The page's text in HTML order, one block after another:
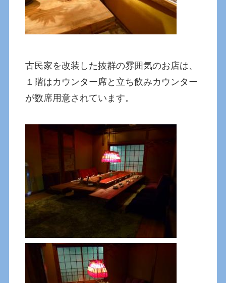
古民家を改装した抜群の雰囲気のお店は、
１階はカウンター席と立ち飲みカウンター
が数席用意されています。